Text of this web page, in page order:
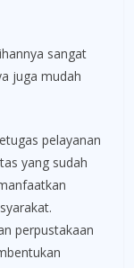
sangat
juga mudah
pelayanan
yang sudah
perpustakaan